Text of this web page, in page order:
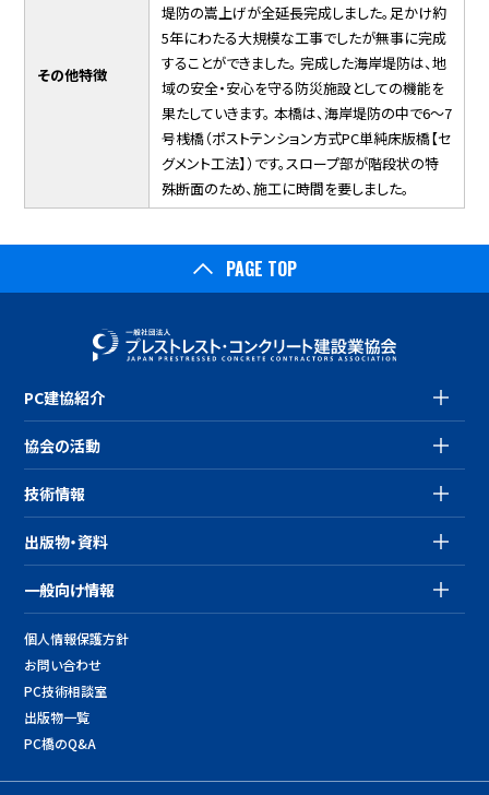
その他特徴
堤防の嵩上げが全延長完成しました。足かけ約
5年にわたる大規模な工事でしたが無事に完成
することができました。 完成した海岸堤防は、地
域の安全・安心を守る防災施設としての機能を
果たしていきます。 本橋は、海岸堤防の中で6～7
号桟橋（ポストテンション方式PC単純床版橋【セ
グメント工法】）です。スロープ部が階段状の特
殊断面のため、施工に時間を要しました。
PAGE TOP
PC建協紹介
協会の活動
技術情報
出版物・資料
一般向け情報
個人情報保護方針
お問い合わせ
PC技術相談室
出版物一覧
PC橋のQ&A